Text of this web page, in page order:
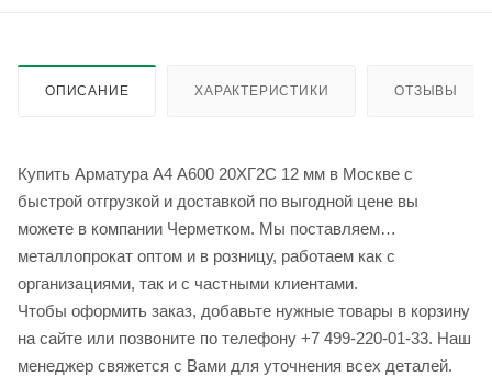
ОПИСАНИЕ ХАРАКТЕРИСТИКИ ОТЗЫВЫ
Купить Арматура А4 А600 20ХГ2С 12 мм в Москве с
быстрой отгрузкой и доставкой по выгодной цене вы
можете в компании Черметком. Мы поставляем
металлопрокат оптом и в розницу, работаем как с
организациями, так и с частными клиентами.
Чтобы оформить заказ, добавьте нужные товары в корзину
на сайте или позвоните по телефону +7 499-220-01-33. Наш
менеджер свяжется с Вами для уточнения всех деталей.